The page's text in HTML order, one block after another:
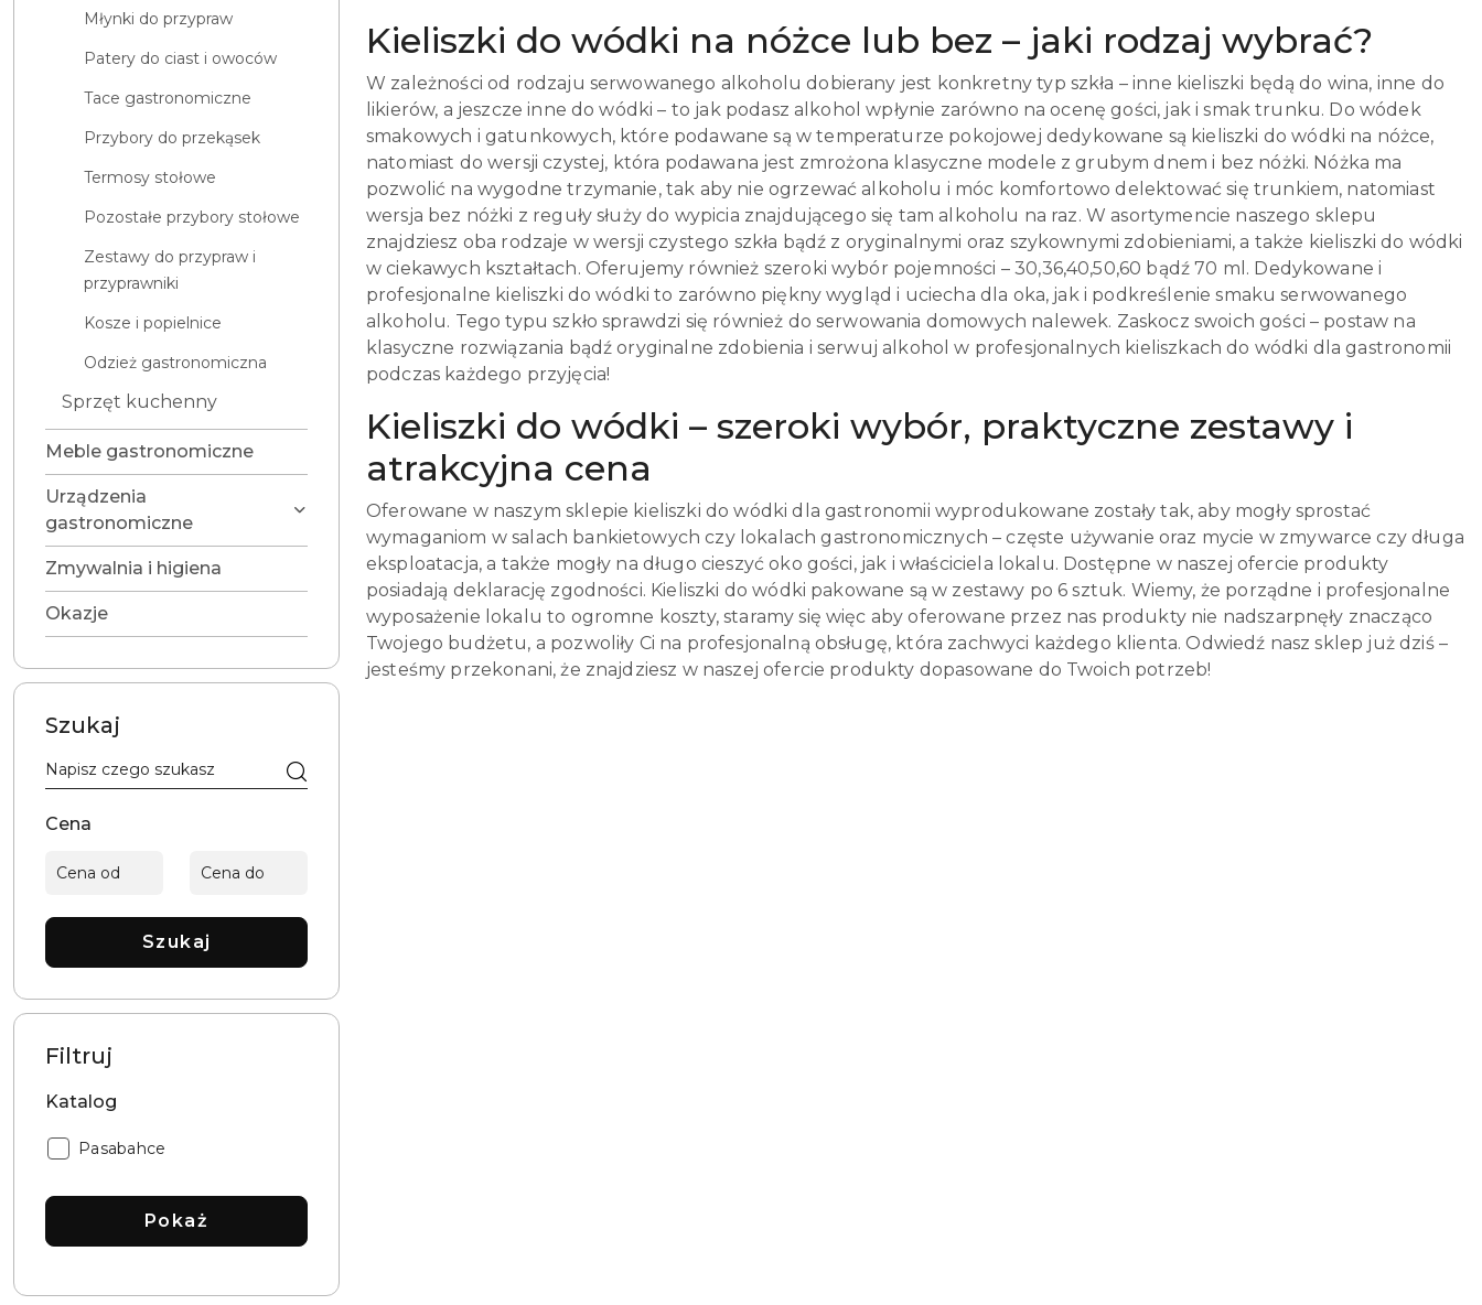
Młynki do przypraw
Patery do ciast i owoców
Tace gastronomiczne
Przybory do przekąsek
Termosy stołowe
Pozostałe przybory stołowe
Zestawy do przypraw i
przyprawniki
Kosze i popielnice
Odzież gastronomiczna
Sprzęt kuchenny
Meble gastronomiczne
Urządzenia
gastronomiczne
Zmywalnia i higiena
Okazje
Szukaj
Cena
Szukaj
Filtruj
Katalog
Katalog:
Pasabahce
Pokaż
Kieliszki do wódki na nóżce lub bez – jaki rodzaj wybrać?
W zależności od rodzaju serwowanego alkoholu dobierany jest konkretny typ szkła – inne kieliszki będą do wina, inne do
likierów, a jeszcze inne do wódki – to jak podasz alkohol wpłynie zarówno na ocenę gości, jak i smak trunku. Do wódek
smakowych i gatunkowych, które podawane są w temperaturze pokojowej dedykowane są kieliszki do wódki na nóżce,
natomiast do wersji czystej, która podawana jest zmrożona klasyczne modele z grubym dnem i bez nóżki. Nóżka ma
pozwolić na wygodne trzymanie, tak aby nie ogrzewać alkoholu i móc komfortowo delektować się trunkiem, natomiast
wersja bez nóżki z reguły służy do wypicia znajdującego się tam alkoholu na raz. W asortymencie naszego sklepu
znajdziesz oba rodzaje w wersji czystego szkła bądź z oryginalnymi oraz szykownymi zdobieniami, a także kieliszki do wódki
w ciekawych kształtach. Oferujemy również szeroki wybór pojemności – 30,36,40,50,60 bądź 70 ml. Dedykowane i
profesjonalne kieliszki do wódki to zarówno piękny wygląd i uciecha dla oka, jak i podkreślenie smaku serwowanego
alkoholu. Tego typu szkło sprawdzi się również do serwowania domowych nalewek. Zaskocz swoich gości – postaw na
klasyczne rozwiązania bądź oryginalne zdobienia i serwuj alkohol w profesjonalnych kieliszkach do wódki dla gastronomii
podczas każdego przyjęcia!
Kieliszki do wódki – szeroki wybór, praktyczne zestawy i
atrakcyjna cena
Oferowane w naszym sklepie kieliszki do wódki dla gastronomii wyprodukowane zostały tak, aby mogły sprostać
wymaganiom w salach bankietowych czy lokalach gastronomicznych – częste używanie oraz mycie w zmywarce czy długa
eksploatacja, a także mogły na długo cieszyć oko gości, jak i właściciela lokalu. Dostępne w naszej ofercie produkty
posiadają deklarację zgodności. Kieliszki do wódki pakowane są w zestawy po 6 sztuk. Wiemy, że porządne i profesjonalne
wyposażenie lokalu to ogromne koszty, staramy się więc aby oferowane przez nas produkty nie nadszarpnęły znacząco
Twojego budżetu, a pozwoliły Ci na profesjonalną obsługę, która zachwyci każdego klienta. Odwiedź nasz sklep już dziś –
jesteśmy przekonani, że znajdziesz w naszej ofercie produkty dopasowane do Twoich potrzeb!